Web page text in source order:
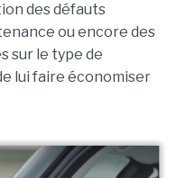
des défauts
ou encore des
sur le type de
lui faire économiser